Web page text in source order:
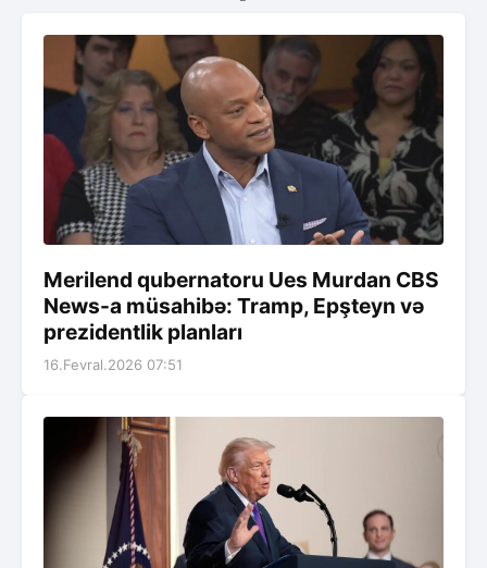
Merilend qubernatoru Ues Murdan CBS
News-a müsahibə: Tramp, Epşteyn və
prezidentlik planları
16.Fevral.2026 07:51